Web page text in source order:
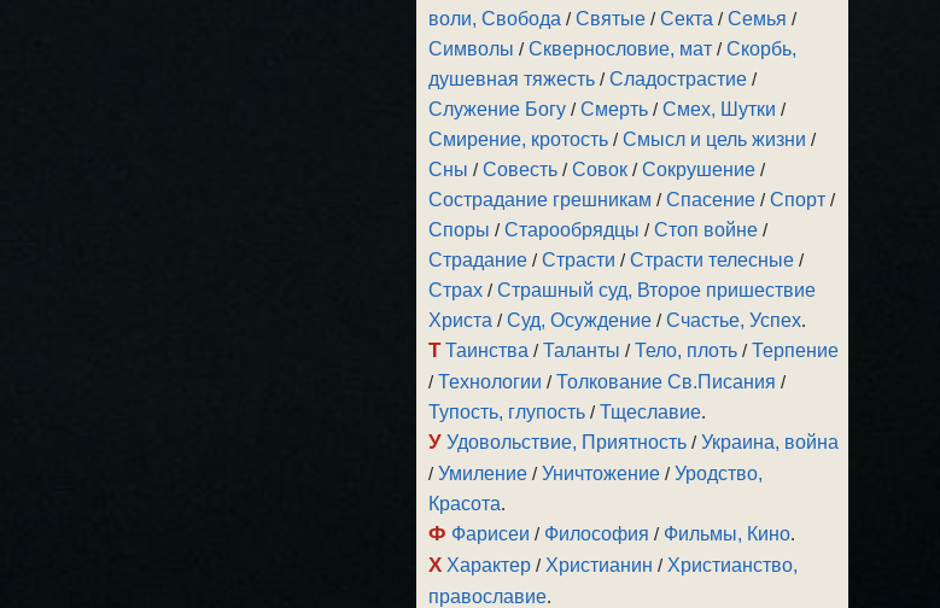
воли, Свобода /Святые /Секта /Семья /
Символы /Сквернословие, мат /Скорбь,
душевная тяжесть /Сладострастие /
Служение Богу /Смерть /Смех, Шутки /
Смирение, кротость /Смысл и цель жизни /
Сны /Совесть /Совок /Сокрушение /
Сострадание грешникам /Спасение /Спорт /
Споры /Старообрядцы /Стоп войне /
Страдание /Страсти /Страсти телесные /
Страх /Страшный суд, Второе пришествие
Христа /Суд, Осуждение /Счастье, Успех.
Т Таинства /Таланты /Тело, плоть /Терпение
/Технологии /Толкование Св.Писания /
Тупость, глупость /Тщеславие.
У Удовольствие, Приятность /Украина, война
/Умиление /Уничтожение /Уродство,
Красота.
Ф Фарисеи / Философия / Фильмы, Кино.
Х Характер / Христианин / Христианство,
православие.